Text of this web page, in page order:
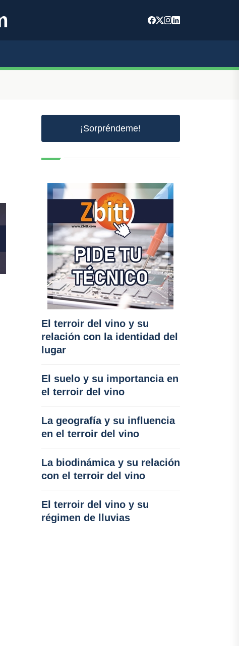
¡Sorpréndeme!
El terroir del vino y su
relación con la identidad del
lugar
El suelo y su importancia en
el terroir del vino
La geografía y su influencia
en el terroir del vino
La biodinámica y su relación
con el terroir del vino
El terroir del vino y su
régimen de lluvias